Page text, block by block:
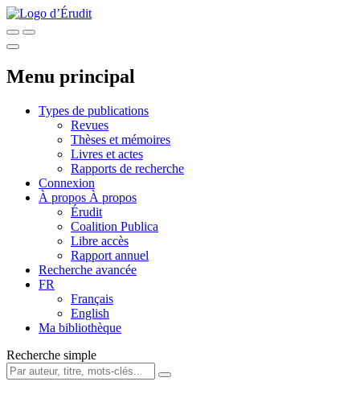
Menu principal
Types de publications
Revues
Thèses et mémoires
Livres et actes
Rapports de recherche
Connexion
À propos À propos
Érudit
Coalition Publica
Libre accès
Rapport annuel
Recherche avancée
FR
Français
English
Ma bibliothèque
Recherche simple